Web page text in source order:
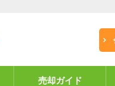
売却ガイド